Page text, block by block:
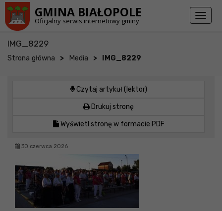
GMINA BIAŁOPOLE
Oficjalny serwis internetowy gminy
Toggle
IMG_8229
Strona główna > Media > IMG_8229
Czytaj artykuł (lektor)
Drukuj stronę
Wyświetl stronę w formacie PDF
30 czerwca 2026